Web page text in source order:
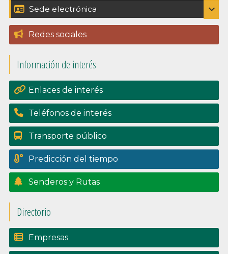
Barra
lateral
principal
Sede electrónica expand_more
Catálogo de trámites
Padrón
Perfil del contratante
Portal de transpariencia
Redes sociales
Información de interés
Enlaces de interés
Teléfonos de interés
Transporte público
Predicción del tiempo
Senderos y Rutas
Directorio
Empresas